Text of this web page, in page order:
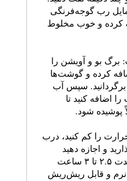
رب گوجه‌فرنگی
کرده و خوب مخلوط
بو و آویشن را
کرده و گوشت‌ها
برگردانید. سپس آب
اضافه کنید تا
پوشیده شود.
را کم کنید، درب
و اجازه دهید
گوشت به مدت ۲.۵ تا ۳ ساعت
نرم و قابل ریش‌ریش